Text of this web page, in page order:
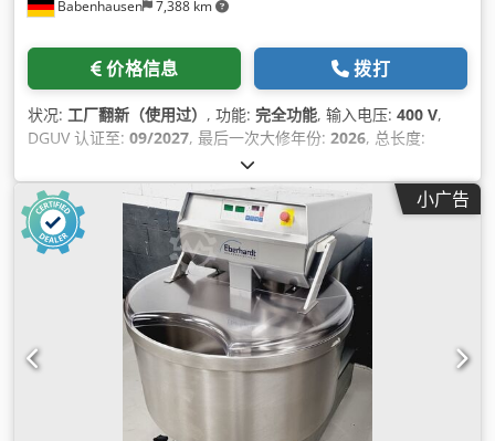
Babenhausen 7,388 km
价格信息 拨打
状况: 工厂翻新（使用过） , 功能: 完全功能, 输入电压: 400 V,
DGUV 认证至: 09/2027, 最后一次大修年份: 2026, 总长度:
, 总高度:
赫兹, 输入电流类型:三相, 功率:11 千瓦 (14.96 马力), 电熔断器:
32 A, 小广告